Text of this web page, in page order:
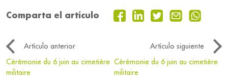
Comparta el artículo
Artículo anterior
Artículo siguiente
Cérémonie du 6 juin au cimetière
militaire
Cérémonie du 6 juin au cimetière
militaire